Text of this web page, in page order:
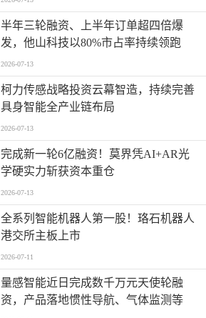
半年三轮融资、上半年订单超四倍爆
发，他山科技以80%市占率持续领跑
2026-07-13
柯力传感战略投资云幕智造，持续完善
具身智能全产业链布局
2026-07-13
完成新一轮6亿融资！莫界凭AI+AR光
学硬实力斩获资本重仓
2026-07-13
全系列智能机器人第一股！珞石机器人
港交所主板上市
2026-07-11
量感智能近日完成数千万元天使轮融
资，产品落地惯性导航、气体监测等